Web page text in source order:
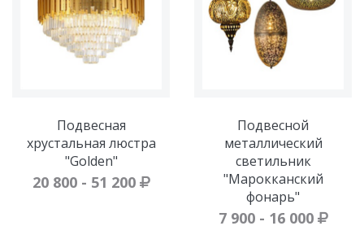
Подвесная
хрустальная люстра
"Golden"
20 800 - 51 200
Подвесной
металлический
светильник
"Марокканский
фонарь"
7 900 - 16 000